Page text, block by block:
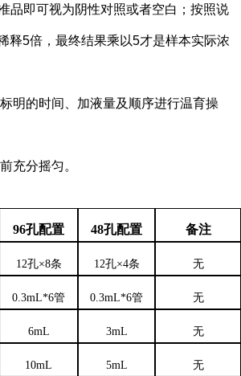
品即可视为阴性对照或者空白；按照说
释5倍，最终结果乘以5才是样本实际浓
明的时间、加液量及顺序进行温育操
充分摇匀。
96孔配置 48孔配置 备注
12孔×8条 12孔×4条 无
0.3mL*6管 0.3mL*6管 无
6mL 3mL 无
10mL 5mL 无